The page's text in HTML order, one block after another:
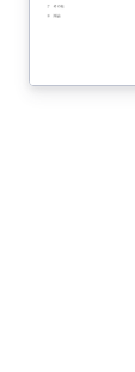
掃の下位項目
項目を開閉
項目を開閉
項目を開閉
項目を開閉
開閉
開閉
開閉